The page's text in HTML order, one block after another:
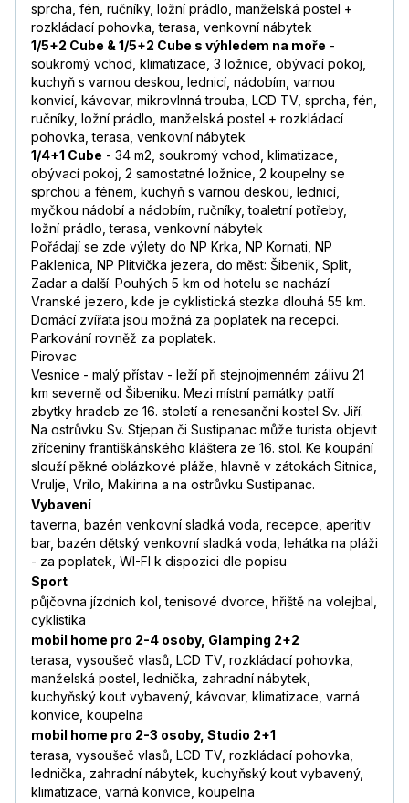
sprcha, fén, ručníky, ložní prádlo, manželská postel +
rozkládací pohovka, terasa, venkovní nábytek
1/5+2 Cube & 1/5+2 Cube s výhledem na moře -
soukromý vchod, klimatizace, 3 ložnice, obývací pokoj,
kuchyň s varnou deskou, lednicí, nádobím, varnou
konvicí, kávovar, mikrovlnná trouba, LCD TV, sprcha, fén,
ručníky, ložní prádlo, manželská postel + rozkládací
pohovka, terasa, venkovní nábytek
1/4+1 Cube - 34 m2, soukromý vchod, klimatizace,
obývací pokoj, 2 samostatné ložnice, 2 koupelny se
sprchou a fénem, kuchyň s varnou deskou, lednicí,
myčkou nádobí a nádobím, ručníky, toaletní potřeby,
ložní prádlo, terasa, venkovní nábytek
Pořádají se zde výlety do NP Krka, NP Kornati, NP
Paklenica, NP Plitvička jezera, do měst: Šibenik, Split,
Zadar a další. Pouhých 5 km od hotelu se nachází
Vranské jezero, kde je cyklistická stezka dlouhá 55 km.
Domácí zvířata jsou možná za poplatek na recepci.
Parkování rovněž za poplatek.
Pirovac
Vesnice - malý přístav - leží při stejnojmenném zálivu 21
km severně od Šibeniku. Mezi místní památky patří
zbytky hradeb ze 16. století a renesanční kostel Sv. Jiří.
Na ostrůvku Sv. Stjepan či Sustipanac může turista objevit
zříceniny františkánského kláštera ze 16. stol. Ke koupání
slouží pěkné oblázkové pláže, hlavně v zátokách Sitnica,
Vrulje, Vrilo, Makirina a na ostrůvku Sustipanac.
Vybavení
taverna, bazén venkovní sladká voda, recepce, aperitiv
bar, bazén dětský venkovní sladká voda, lehátka na pláži
- za poplatek, WI-FI k dispozici dle popisu
Sport
půjčovna jízdních kol, tenisové dvorce, hřiště na volejbal,
cyklistika
mobil home pro 2-4 osoby, Glamping 2+2
terasa, vysoušeč vlasů, LCD TV, rozkládací pohovka,
manželská postel, lednička, zahradní nábytek,
kuchyňský kout vybavený, kávovar, klimatizace, varná
konvice, koupelna
mobil home pro 2-3 osoby, Studio 2+1
terasa, vysoušeč vlasů, LCD TV, rozkládací pohovka,
lednička, zahradní nábytek, kuchyňský kout vybavený,
klimatizace, varná konvice, koupelna